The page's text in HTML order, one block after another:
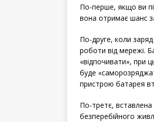
По-перше, якщо ви
вона отримає шанс
По-друге, коли
роботи від мережі.
«відпочивати», при
буде
пристрою батарея
По-третє,
безперебійного